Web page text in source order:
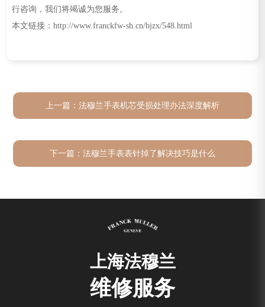
行咨询，我们将竭诚为您服务。
本文链接：http://www.franckfw-sh.cn/bjzx/548.html
上一篇： 法穆兰手表机芯受损处理办法深度解析
下一篇： 法穆兰手表表针掉了解决技巧是什么
上海法穆兰
维修服务